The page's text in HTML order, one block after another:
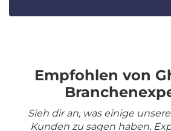
Empfohlen von
Sieh dir an, was einige
Kunden zu sagen haben.